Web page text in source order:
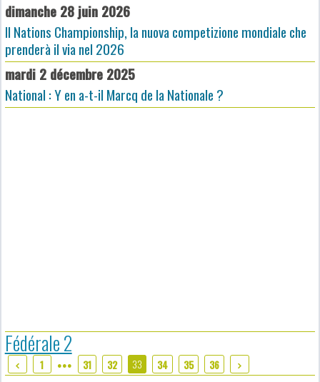
dimanche 28 juin 2026
Il Nations Championship, la nuova competizione mondiale che
prenderà il via nel 2026
mardi 2 décembre 2025
National : Y en a-t-il Marcq de la Nationale ?
Fédérale 2
1 ●●● 31 32 33 34 35 36